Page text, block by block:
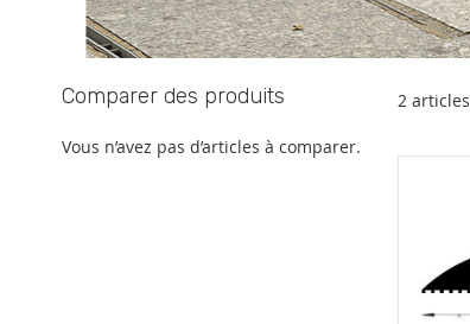
2 articles
Comparer des produits
Vous n’avez pas d’articles à comparer.